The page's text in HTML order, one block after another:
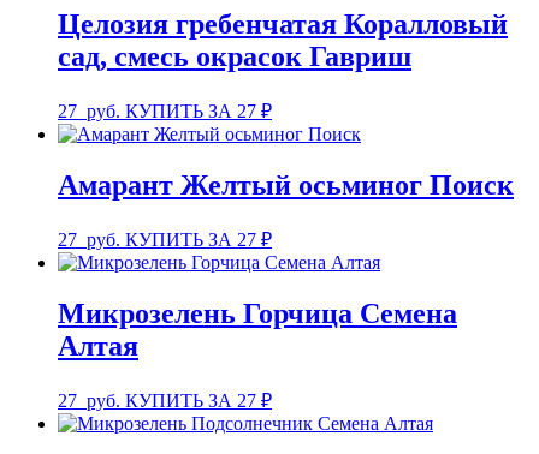
Целозия гребенчатая Коралловый
сад, смесь окрасок Гавриш
27 руб. КУПИТЬ ЗА 27 ₽
Амарант Желтый осьминог Поиск
27 руб. КУПИТЬ ЗА 27 ₽
Микрозелень Горчица Семена
Алтая
27 руб. КУПИТЬ ЗА 27 ₽